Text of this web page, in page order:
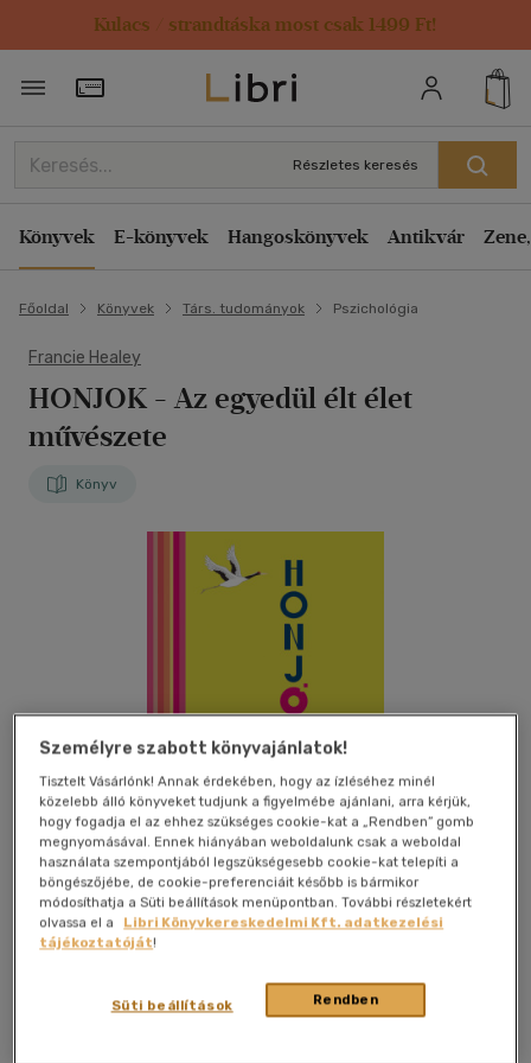
Kulacs / strandtáska most csak 1499 Ft!
Törzsvásárlói Kártya adatai
Részletes keresés
Könyvek E-könyvek Hangoskönyvek Antikvár
Főoldal Könyvek Társ. tudományok Pszichológia
Francie Healey
HONJOK - Az egyedül élt élet
művészete
Könyv
Csak online
Beleolvasok
|magyar nyelvű|füles,
Személyre szabott könyvajánlatok!
Tisztelt Vásárlónk! Annak érdekében, hogy az ízléséhez minél
közelebb álló könyveket tudjunk a figyelmébe ajánlani, arra kérjük,
hogy fogadja el az ehhez szükséges cookie-kat a „Rendben” gomb
megnyomásával. Ennek hiányában weboldalunk csak a weboldal
használata szempontjából legszükségesebb cookie-kat telepíti a
böngészőjébe, de cookie-preferenciáit később is bármikor
módosíthatja a Süti beállítások menüpontban. További részletekért
olvassa el a
Libri Könyvkereskedelmi Kft. adatkezelési
tájékoztatóját!
Rendben
Süti beállítások